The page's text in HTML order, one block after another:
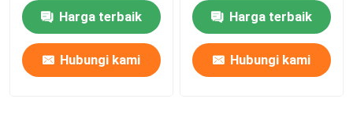
Pemeriksaan Suhu Medis
sensor ETCO2
Harga terbaik
Hubungi kami
Harga terbaik
Hubungi kami